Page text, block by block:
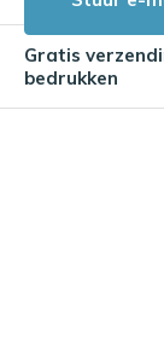
Gratis
bedrukken